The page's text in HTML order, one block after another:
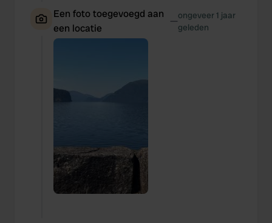
Een foto toegevoegd aan
een locatie
—ongeveer 1 jaar
geleden